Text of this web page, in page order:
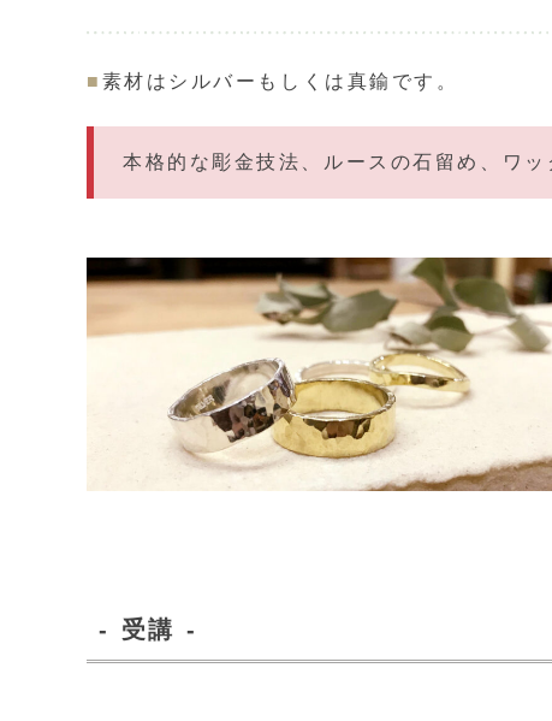
■ 素材はシルバーもしくは真鍮です。
本格的な彫金技法、ルースの石留め、ワ
- 受講 -